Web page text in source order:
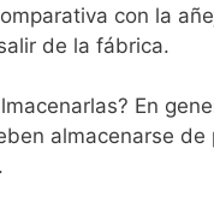
con la
de la fábrica.
En
almacenarse de